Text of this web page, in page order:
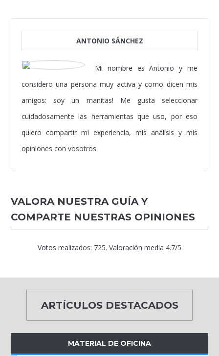
ANTONIO SÁNCHEZ
Mi nombre es Antonio y me
considero una persona muy activa y como dicen mis
amigos: soy un manitas! Me gusta seleccionar
cuidadosamente las herramientas que uso, por eso
quiero compartir mi experiencia, mis análisis y mis
opiniones con vosotros.
VALORA NUESTRA GUÍA Y
COMPARTE NUESTRAS OPINIONES
Votos realizados: 725. Valoración media 4.7/5
ARTÍCULOS DESTACADOS
MATERIAL DE OFICINA